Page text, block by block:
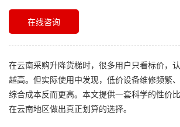
在线咨询
在云南采购升降货梯时，很多用户只看标价，
越高。但实际使用中发现，低价设备维修频繁
综合成本反而更高。本文提供一套科学的性价
在云南地区做出真正划算的选择。